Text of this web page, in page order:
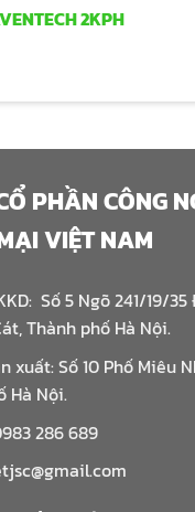
2KPH
PHẦN CÔNG
VIỆT NAM
Số 5 Ngõ 241/19/
Thành phố Hà Nội.
xuất: Số 10 Phố Miêu
Hà Nội.
286 689